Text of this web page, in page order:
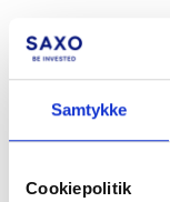
Samtykke
Cookiepolitik
Glemt bruger-ID
Glemt bruger-ID
instruktionerne.